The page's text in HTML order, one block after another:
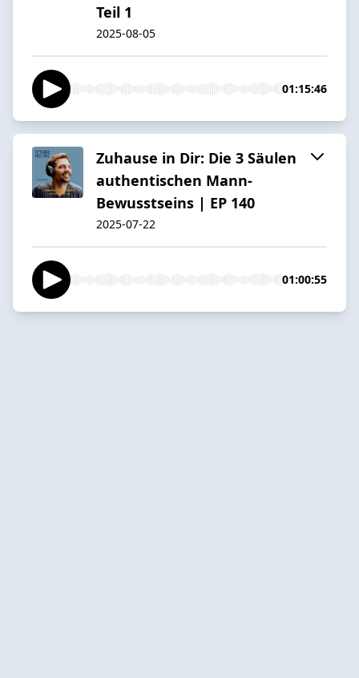
Teil 1
2025-08-05
01:15:46
Zuhause in Dir: Die 3 Säulen
authentischen Mann-
Bewusstseins | EP 140
2025-07-22
01:00:55